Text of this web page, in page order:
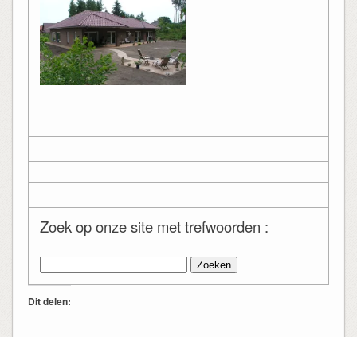
Zoek op onze site met trefwoorden :
naar:
Dit delen: